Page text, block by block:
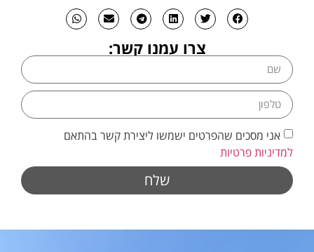
צרו עמנו קשר:
אני מסכים שהפרטים ישמשו ליצירת קשר בהתאם
למדיניות פרטיות
שלח